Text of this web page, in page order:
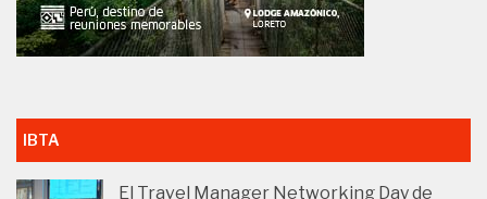
IBTA
El Travel Manager Networking Day de